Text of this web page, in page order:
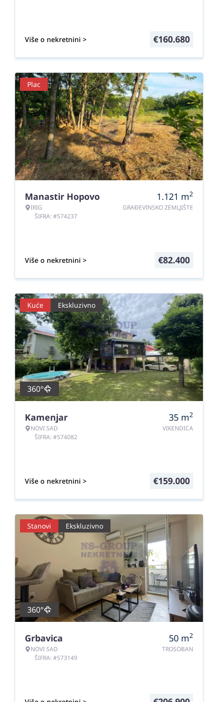
Više o nekretnini > €160.680
Plac
Manastir Hopovo
IRIG
ŠIFRA: #574237
1.121 m2
GRAĐEVINSKO ZEMLJIŠTE
Više o nekretnini > €82.400
Kuće Ekskluzivno
360°
Kamenjar
NOVI SAD
ŠIFRA: #574082
35 m2
VIKENDICA
Više o nekretnini > €159.000
Stanovi Ekskluzivno
360°
Grbavica
NOVI SAD
ŠIFRA: #573149
50 m2
TROSOBAN